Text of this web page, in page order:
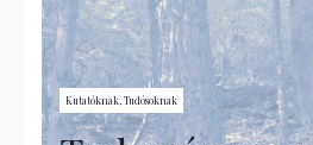
Kutatóknak, Tudósoknak